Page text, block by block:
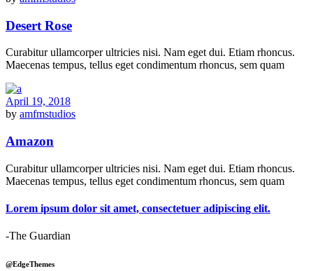
Desert Rose
Curabitur ullamcorper ultricies nisi. Nam eget dui. Etiam rhoncus.
Maecenas tempus, tellus eget condimentum rhoncus, sem quam
April 19, 2018
by amfmstudios
Amazon
Curabitur ullamcorper ultricies nisi. Nam eget dui. Etiam rhoncus.
Maecenas tempus, tellus eget condimentum rhoncus, sem quam
Lorem ipsum dolor sit amet, consectetuer adipiscing elit.
-The Guardian
@EdgeThemes